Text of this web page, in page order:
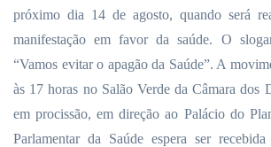
próximo dia 14 de agosto, quando será
manifestação em favor da saúde. O
“Vamos evitar o apagão da Saúde”. A
às 17 horas no Salão Verde da Câmara dos
em procissão, em direção ao Palácio do
Parlamentar da Saúde espera ser